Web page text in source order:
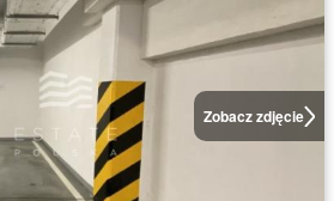
Zobacz zdjęcie